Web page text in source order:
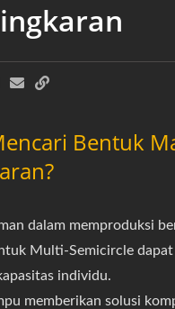
Bentuk
dalam memproduksi
Multi-Semicircle
individu.
memberikan solusi